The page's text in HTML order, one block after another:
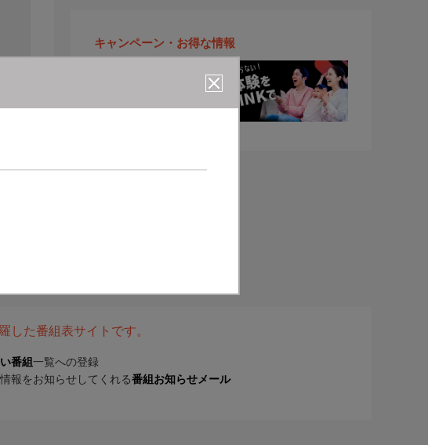
キャンペーン・お得な情報
した番組表サイトです。
番組 一覧への登録
報をお知らせしてくれる番組お知らせメール